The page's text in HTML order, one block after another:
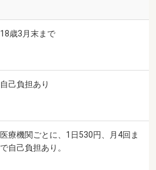
18歳3月末まで
自己負担あり
医療機関ごとに、1日530円、月4回ま
で自己負担あり。